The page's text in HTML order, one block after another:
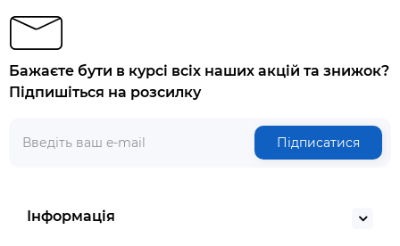
Бажаєте бути в курсі всіх наших акцій та знижок?
Підпишіться на розсилку
Підписатися
Інформація